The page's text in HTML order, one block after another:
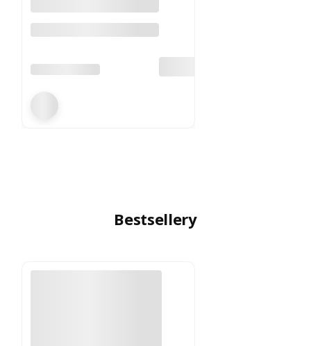
PRODUCENT
Bestsellery